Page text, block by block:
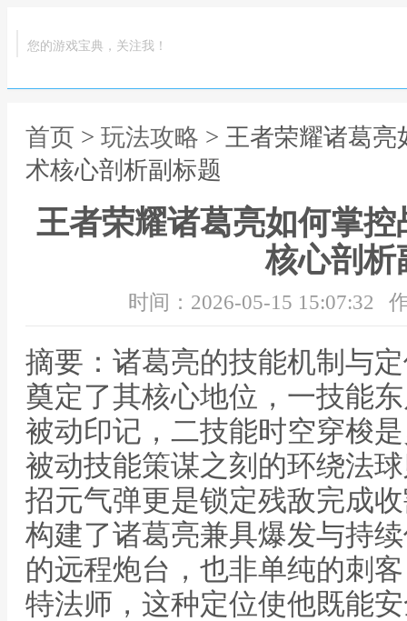
您的游戏宝典，关注我！
首页 > 玩法攻略 > 王者荣耀诸葛
术核心剖析副标题
王者荣耀诸葛亮如何掌
核心剖析
时间：2026-05-15 15:07:32
摘要：诸葛亮的技能机制与
奠定了其核心地位，一技能
被动印记，二技能时空穿梭
被动技能策谋之刻的环绕法
招元气弹更是锁定残敌完成
构建了诸葛亮兼具爆发与持
的远程炮台，也非单纯的刺
特法师，这种定位使他既能